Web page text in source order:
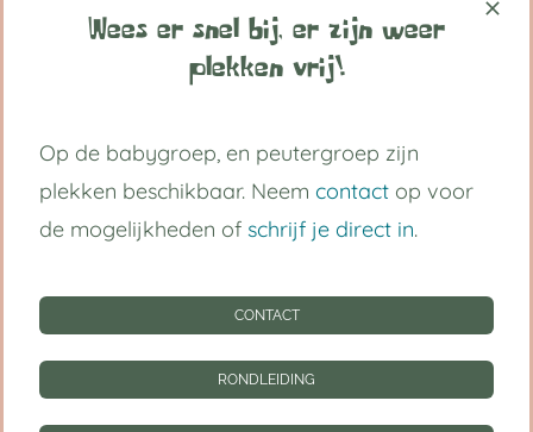
Volg ons op:
Handige links
Kinderdagverblijf Utrecht Centrum
Babygroep
Peutergroep
Wees er snel bij, er zijn weer
plekken vrij!
Op de babygroep, en peutergroep zijn
plekken beschikbaar. Neem contact op voor
de mogelijkheden of schrijf je direct in.
CONTACT
RONDLEIDING